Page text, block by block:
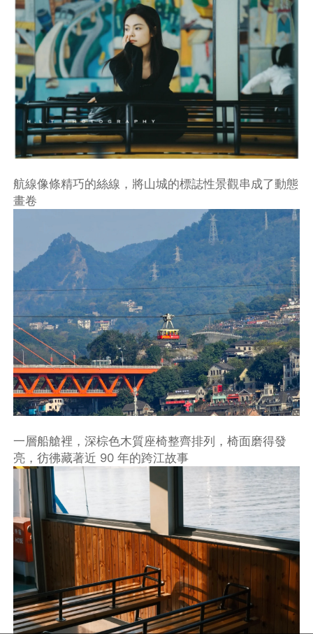
航線像條精巧的絲線，將山城的標誌性景觀串成了動態
畫卷
一層船艙裡，深棕色木質座椅整齊排列，椅面磨得發
亮，彷彿藏著近 90 年的跨江故事